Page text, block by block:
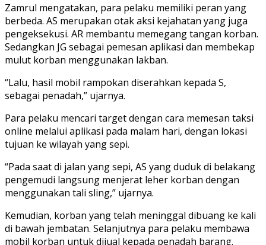
Zamrul mengatakan, para pelaku memiliki peran yang
berbeda. AS merupakan otak aksi kejahatan yang juga
pengeksekusi. AR membantu memegang tangan korban.
Sedangkan JG sebagai pemesan aplikasi dan membekap
mulut korban menggunakan lakban.
“Lalu, hasil mobil rampokan diserahkan kepada S,
sebagai penadah,” ujarnya.
Para pelaku mencari target dengan cara memesan taksi
online melalui aplikasi pada malam hari, dengan lokasi
tujuan ke wilayah yang sepi.
“Pada saat di jalan yang sepi, AS yang duduk di belakang
pengemudi langsung menjerat leher korban dengan
menggunakan tali sling,” ujarnya.
Kemudian, korban yang telah meninggal dibuang ke kali
di bawah jembatan. Selanjutnya para pelaku membawa
mobil korban untuk dijual kepada penadah barang.